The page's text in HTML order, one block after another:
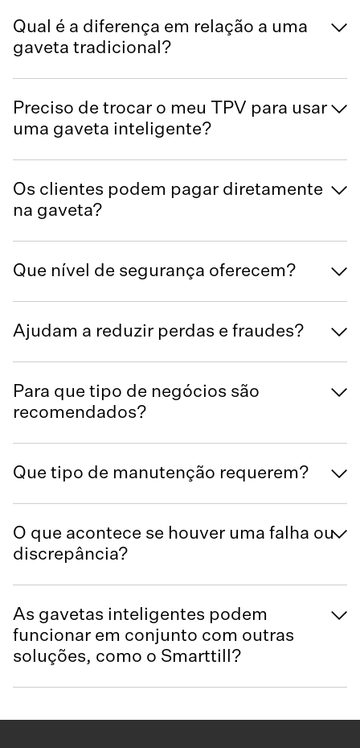
Qual é a diferença em relação a uma
gaveta tradicional?
Preciso de trocar o meu TPV para usar
uma gaveta inteligente?
Os clientes podem pagar diretamente
na gaveta?
Que nível de segurança oferecem?
Ajudam a reduzir perdas e fraudes?
Para que tipo de negócios são
recomendados?
Que tipo de manutenção requerem?
O que acontece se houver uma falha ou
discrepância?
As gavetas inteligentes podem
funcionar em conjunto com outras
soluções, como o Smarttill?